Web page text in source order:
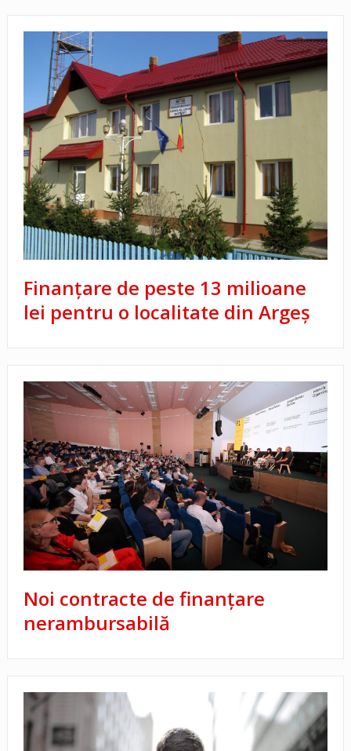
Finanțare de peste 13 milioane
lei pentru o localitate din Argeș
Noi contracte de finanțare
nerambursabilă